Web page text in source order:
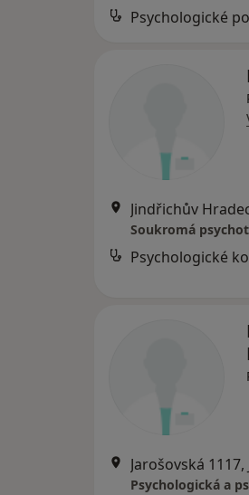
Psychologické
Jindřichův
Soukromá
Psychologické
Jarošovská
Psychologická a